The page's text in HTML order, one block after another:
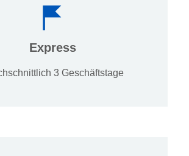
Express
3 Geschäftstage